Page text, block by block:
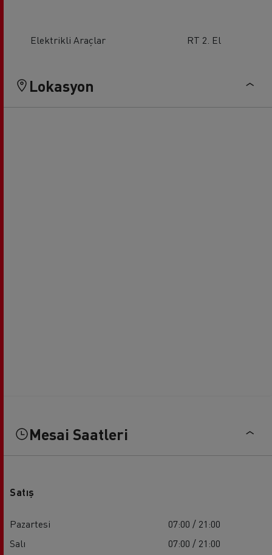
Elektrikli Araçlar RT 2. El
Lokasyon
Mesai Saatleri
Satış
Pazartesi
07:00 / 21:00
Salı
07:00 / 21:00